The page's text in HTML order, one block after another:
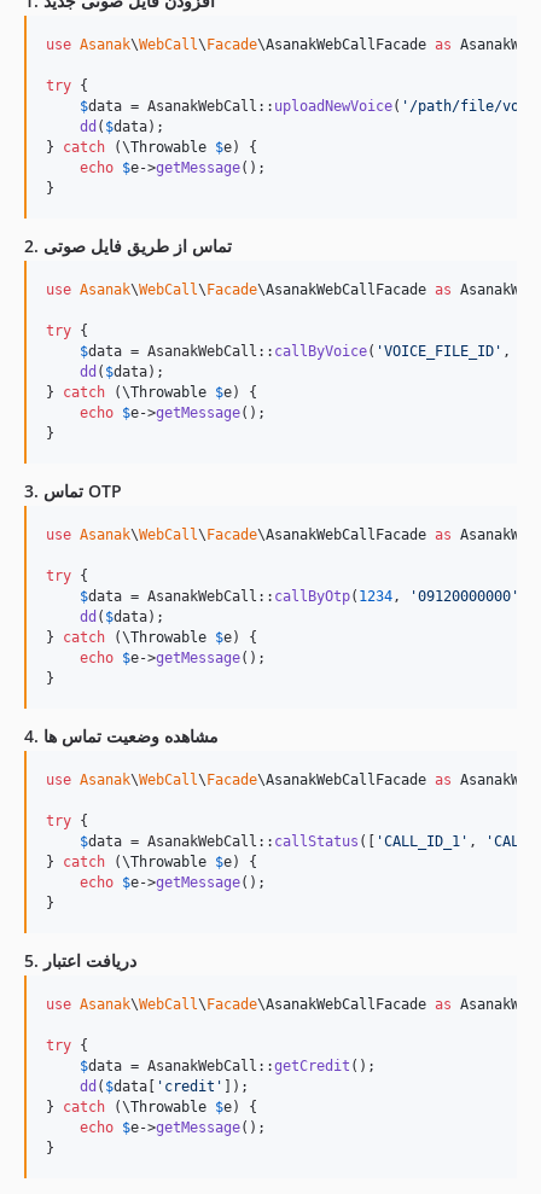
use Asanak\WebCall\ Facade\AsanakWebCallFacade as
try {
$data = AsanakWebCall:: uploadNewVoice( ' /path/file/
dd ( $data);
} catch (\Throwable $e) {
echo $e->getMessage();
}
2. تماس از طریق فایل صوتی
use Asanak\WebCall\ Facade\AsanakWebCallFacade as
try {
$data = AsanakWebCall:: callByVoice( 'VOICE_FILE_ID ' ,
dd ( $data);
} catch (\Throwable $e) {
echo $e->getMessage();
}
3. تماس OTP
use Asanak\WebCall\ Facade\AsanakWebCallFacade as
try {
$data = AsanakWebCall:: callByOtp( 1234, '09120000000 '
dd ( $data);
} catch (\Throwable $e) {
echo $e->getMessage();
}
4. مشاهده وضعیت تماس ها
use Asanak\WebCall\ Facade\AsanakWebCallFacade as
try {
$data = AsanakWebCall:: callStatus ([ 'CALL_ID_1 ' , '
} catch (\Throwable $e) {
echo $e->getMessage();
}
5. دریافت اعتبار
use Asanak\WebCall\ Facade\AsanakWebCallFacade as
try {
$data = AsanakWebCall::getCredit ();
dd ( $data ' credit '
]);
} catch (\Throwable $e) {
echo $e->getMessage();
}